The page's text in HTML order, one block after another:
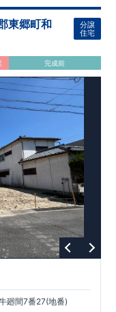
プランを採用。土間
、日々の暮らしを快
ｋ m）
蓮田（徒歩3分）
ルーミングガーデン
お客様の安心に繋が
最良のプランを提供
トダウンに努めて
基準法で定められ
東郷町和
分譲
住宅
完成前
廻間7番27(地番)